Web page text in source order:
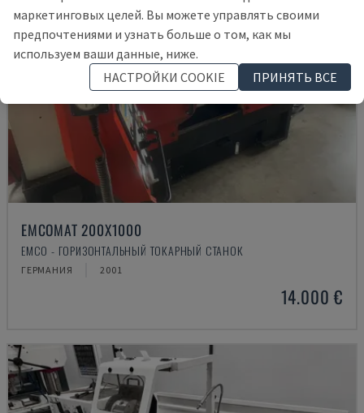
EMCOMAT 200X1000
EMCO - ГОРИЗОНТАЛЬНЫЙ ТОКАРНЫЙ СТАНОК
ГЕРМАНИЯ 2001
14.000 €
маркетинговых целей. Вы можете управлять своими
предпочтениями и узнать больше о том, как мы
используем ваши данные, ниже.
НАСТРОЙКИ COOKIE
ПРИНЯТЬ ВСЕ